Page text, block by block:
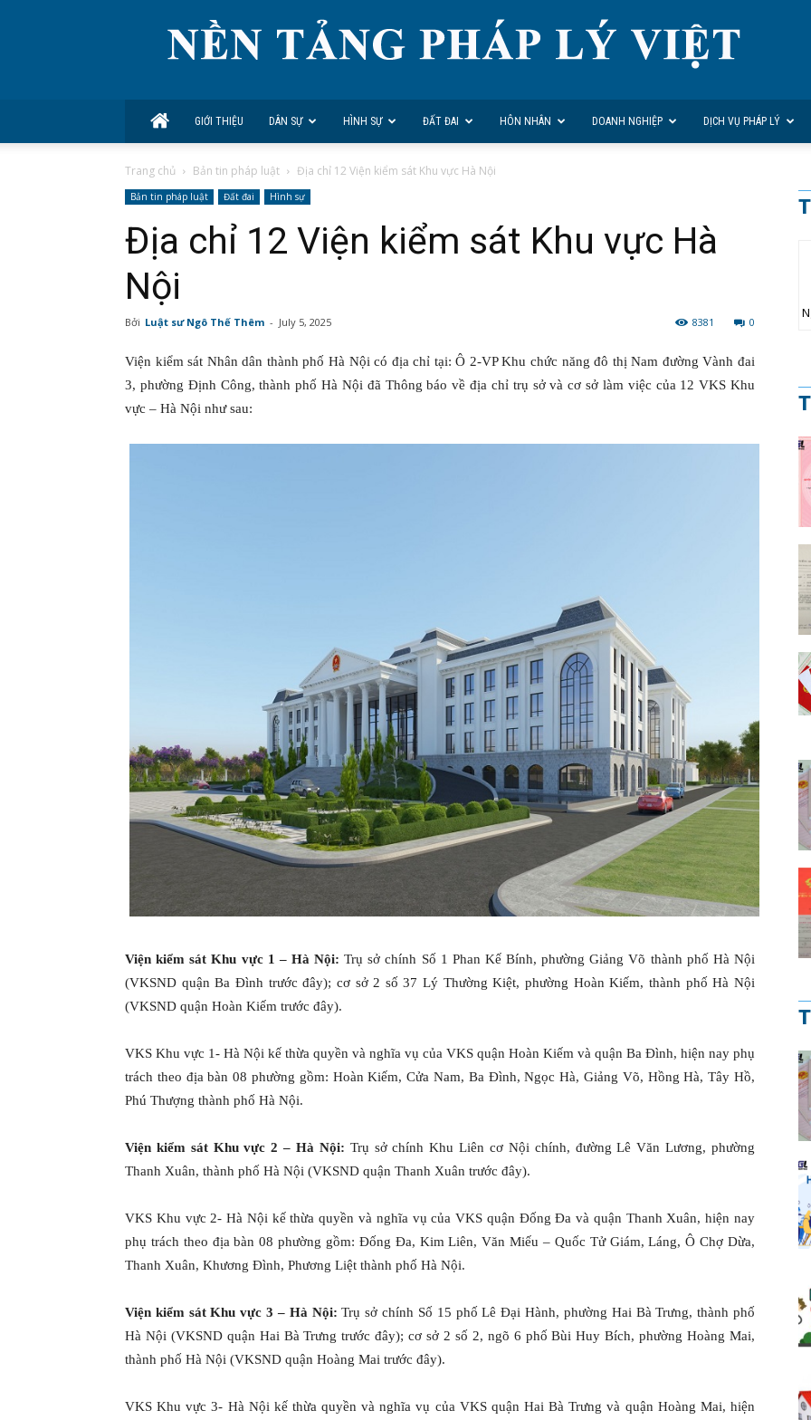
GIỚI THIỆU DÂN SỰ HÌNH SỰ ĐẤT ĐAI HÔN NHÂN DOANH NGHIỆP DỊCH VỤ PHÁP LÝ
Trang chủ Bản tin pháp luật Địa chỉ 12 Viện kiểm sát Khu vực Hà Nội
Bản tin pháp luật Đất đai Hình sự
Địa chỉ 12 Viện kiểm sát Khu vực Hà
Nội
Bởi Luật sư Ngô Thế Thêm - July 5, 2025 0
8381
Viện kiểm sát Nhân dân thành phố Hà Nội có địa chỉ tại: Ô 2-VP Khu chức năng đô thị Nam đường Vành đai
3, phường Định Công, thành phố Hà Nội đã Thông báo về địa chỉ trụ sở và cơ sở làm việc của 12 VKS Khu
vực – Hà Nội như sau:
Viện kiểm sát Khu vực 1 – Hà Nội: Trụ sở chính Số 1 Phan Kế Bính, phường Giảng Võ thành phố Hà Nội
(VKSND quận Ba Đình trước đây); cơ sở 2 số 37 Lý Thường Kiệt, phường Hoàn Kiếm, thành phố Hà Nội
(VKSND quận Hoàn Kiếm trước đây).
VKS Khu vực 1- Hà Nội kế thừa quyền và nghĩa vụ của VKS quận Hoàn Kiếm và quận Ba Đình, hiện nay phụ
trách theo địa bàn 08 phường gồm: Hoàn Kiếm, Cửa Nam, Ba Đình, Ngọc Hà, Giảng Võ, Hồng Hà, Tây Hồ,
Phú Thượng thành phố Hà Nội.
Viện kiểm sát Khu vực 2 – Hà Nội: Trụ sở chính Khu Liên cơ Nội chính, đường Lê Văn Lương, phường
Thanh Xuân, thành phố Hà Nội (VKSND quận Thanh Xuân trước đây).
VKS Khu vực 2- Hà Nội kế thừa quyền và nghĩa vụ của VKS quận Đống Đa và quận Thanh Xuân, hiện nay
phụ trách theo địa bàn 08 phường gồm: Đống Đa, Kim Liên, Văn Miếu – Quốc Tử Giám, Láng, Ô Chợ Dừa,
Thanh Xuân, Khương Đình, Phương Liệt thành phố Hà Nội.
Viện kiểm sát Khu vực 3 – Hà Nội: Trụ sở chính Số 15 phố Lê Đại Hành, phường Hai Bà Trưng, thành phố
Hà Nội (VKSND quận Hai Bà Trưng trước đây); cơ sở 2 số 2, ngõ 6 phố Bùi Huy Bích, phường Hoàng Mai,
thành phố Hà Nội (VKSND quận Hoàng Mai trước đây).
VKS Khu vực 3- Hà Nội kế thừa quyền và nghĩa vụ của VKS quận Hai Bà Trưng và quận Hoàng Mai, hiện